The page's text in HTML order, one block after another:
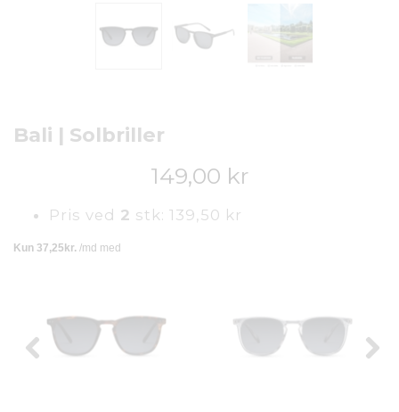
Bali | Solbriller
149,00 kr
Pris ved 2 stk: 139,50 kr